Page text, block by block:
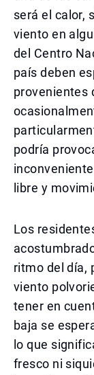
será el calor,
viento en
del Centro
país deben
provenientes
podría
libre y
Los
ritmo del día,
viento
tener en
baja se
lo que
fresco ni